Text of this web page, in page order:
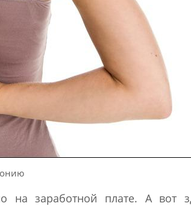
на заработной плате. А вот